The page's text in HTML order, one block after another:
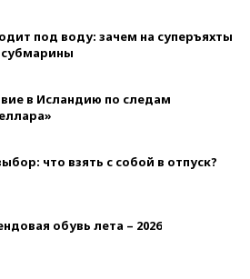
под воду: зачем на суперъяхты
в Исландию по следам
что взять с собой в отпуск?
обувь лета – 2026